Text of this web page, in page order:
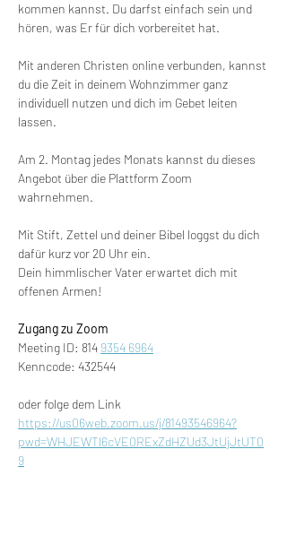
kommen kannst. Du darfst einfach sein und
hören, was Er für dich vorbereitet hat.
Mit anderen Christen online verbunden, kannst
du die Zeit in deinem Wohnzimmer ganz
individuell nutzen und dich im Gebet leiten
lassen.
Am 2. Montag jedes Monats kannst du dieses
Angebot über die Plattform Zoom
wahrnehmen.
Mit Stift, Zettel und deiner Bibel loggst du dich
dafür kurz vor 20 Uhr ein.
Dein himmlischer Vater erwartet dich mit
offenen Armen!
Zugang zu Zoom
Meeting ID: 814 9354 6964
Kenncode: 432544
oder folge dem Link
https://us06web.zoom.us/j/81493546964?
pwd=WHJEWTl6cVE0RExZdHZUd3JtUjJtUT0
9